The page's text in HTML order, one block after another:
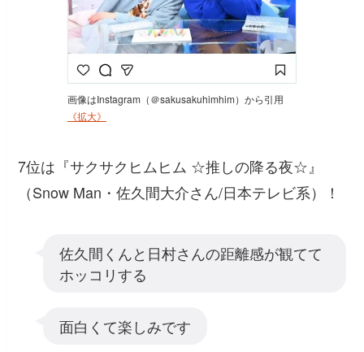
画像はInstagram（＠sakusakuhimhim）から引用
《拡大》
7位は『サクサクヒムヒム ☆推しの降る夜☆』
（Snow Man・佐久間大介さん/日本テレビ系）！
佐久間くんと日村さんの距離感が観てて
ホッコリする
面白くて楽しみです